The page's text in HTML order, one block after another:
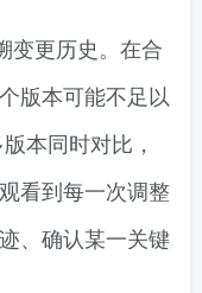
变更历史。在合
版本可能不足以
本同时对比，
看到每一次调整
、确认某一关键